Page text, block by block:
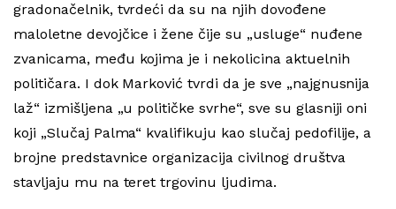
gradonačelnik, tvrdeći da su na njih dovođene
maloletne devojčice i žene čije su „usluge“ nuđene
zvanicama, među kojima je i nekolicina aktuelnih
političara. I dok Marković tvrdi da je sve „najgnusnija
laž“ izmišljena „u političke svrhe“, sve su glasniji oni
koji „Slučaj Palma“ kvalifikuju kao slučaj pedofilije, a
brojne predstavnice organizacija civilnog društva
stavljaju mu na teret trgovinu ljudima.